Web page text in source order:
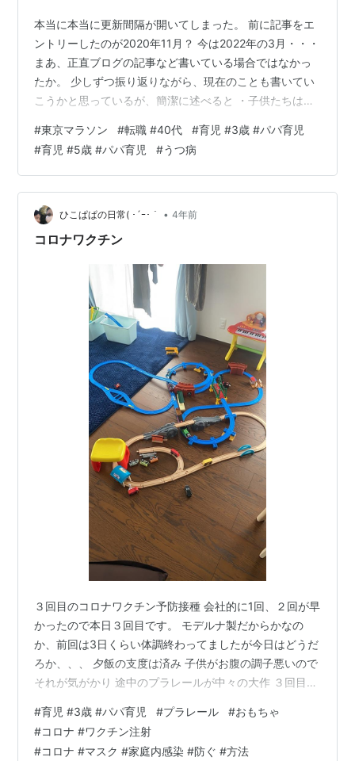
本当に本当に更新間隔が開いてしまった。 前に記事をエ
ントリーしたのが2020年11月？ 今は2022年の3月・・・
まあ、正直ブログの記事など書いている場合ではなかっ
たか。 少しずつ振り返りながら、現在のことも書いてい
こうかと思っているが、簡潔に述べると ・子供たちは順
始しおよそ1年強の活動ののち転職した ・マラソンは当時
から大会開催がなく、自身も練習できていいなかった
が、先日の東京マラソンは無事に完走した ・通院生活は
続いているものの、快方に向かっているといえる、ただ
し太った となり、正直前回更新の頃よりも状況は好転し
つつあるといってよい。 …
#東京マラソン #転職 #40代 #育児 #3歳 #パパ育児
#育児 #5歳 #パパ育児 #うつ病
ひこぱぱの日常( ･´ｰ･｀ • 4年前
コロナワクチン
３回目のコロナワクチン予防接種 会社的に1回、２回が早
かったので本日３回目です。 モデルナ製だからかなの
か、前回は3日くらい体調終わってましたが今日はどうだ
ろか、、、 夕飯の支度は済み 子供がお腹の調子悪いので
それが気がかり 途中のプラレールが中々の大作 ３回目副
ですよね
#育児 #3歳 #パパ育児 #プラレール #おもちゃ
#コロナ #ワクチン注射
#コロナ #マスク #家庭内感染 #防ぐ #方法